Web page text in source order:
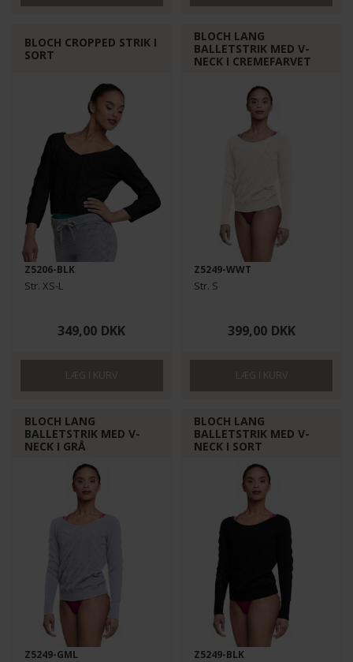
BLOCH CROPPED STRIK I
SORT
Z5206-BLK
Str. XS-L
349,00 DKK
BLOCH LANG
BALLETSTRIK MED V-
NECK I CREMEFARVET
Z5249-WWT
Str. S
399,00 DKK
BLOCH LANG
BALLETSTRIK MED V-
NECK I GRÅ
Z5249-GML
BLOCH LANG
BALLETSTRIK MED V-
NECK I SORT
Z5249-BLK